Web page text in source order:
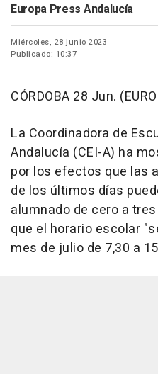
Europa Press Andalucía
Miércoles, 28 junio 2023
Publicado: 10:37
CÓRDOBA 28 Jun.
La Coordinadora de
Andalucía (CEI-A) ha
por los efectos que las
de los últimos días
alumnado de cero a
que el horario escolar
mes de julio de 7,30 a